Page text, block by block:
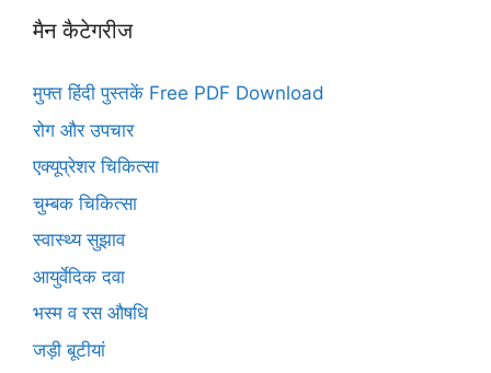
मैन कैटेगरीज
मुफ्त हिंदी पुस्तकें Free PDF Download
रोग और उपचार
एक्यूप्रेशर चिकित्सा
चुम्बक चिकित्सा
स्वास्थ्य सुझाव
आयुर्वेदिक दवा
भस्म व रस औषधि
जड़ी बूटीयां